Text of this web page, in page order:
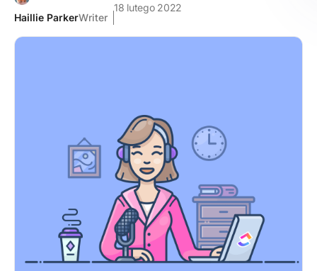
Haillie ParkerWriter
18 lutego 2022